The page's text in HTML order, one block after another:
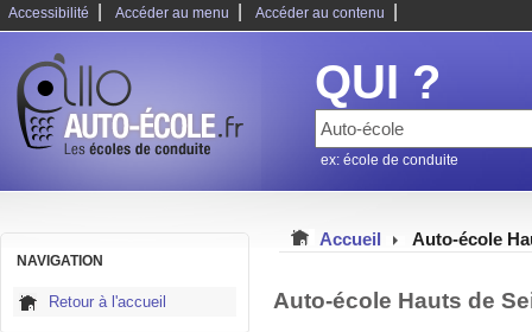
Accessibilité Accéder au menu Accéder au contenu
QUI ?
ex: école de conduite
NAVIGATION
Retour à l'accueil
Accueil Auto-école
Auto-école Hauts de